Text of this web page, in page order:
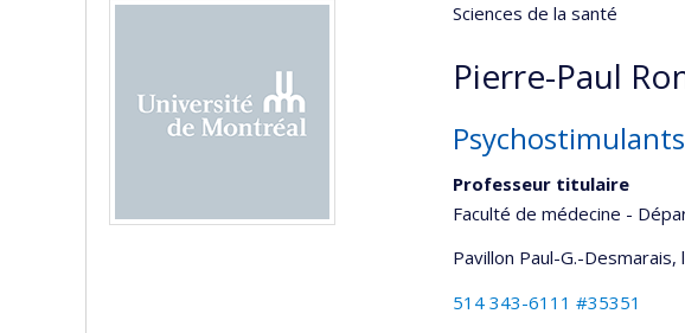
Sciences de la santé
Pierre-Paul
Professeur titulaire
Faculté de médecine -
Pavillon Paul-G.-Desmarais,
514 343-6111 #35351